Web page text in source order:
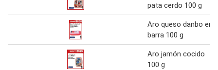
pata cerdo 100 g
Aro queso danbo en
barra 100 g
Aro jamón cocido
100 g